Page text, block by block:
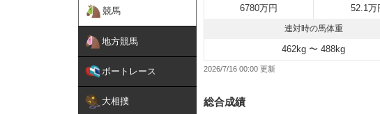
競馬
地方競馬
ボートレース
大相撲
6780万円 52.1万
連対時の馬体重
462kg 〜 488kg
2026/7/16 00:00
総合成績